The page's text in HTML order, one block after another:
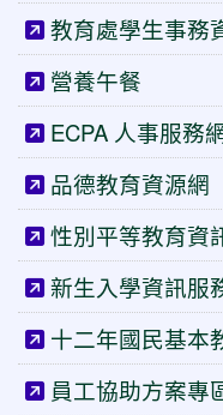
教育處學生事務
營養午餐
ECPA 人事服務
品德教育資源網
性別平等教育資
新生入學資訊服
十二年國民基本
員工協助方案專